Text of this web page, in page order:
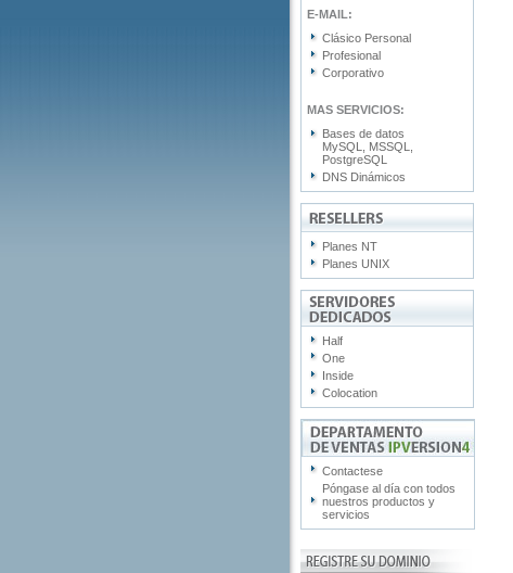
E-MAIL:
Clásico Personal
Profesional
Corporativo
MAS SERVICIOS:
Bases de datos
MySQL, MSSQL,
PostgreSQL
DNS Dinámicos
Planes NT
Planes UNIX
Half
One
Inside
Colocation
Contactese
Póngase al día con todos
nuestros productos y
servicios